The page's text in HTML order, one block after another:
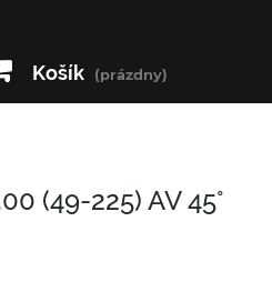
Košík (prázdny)
(49-225) AV 45°